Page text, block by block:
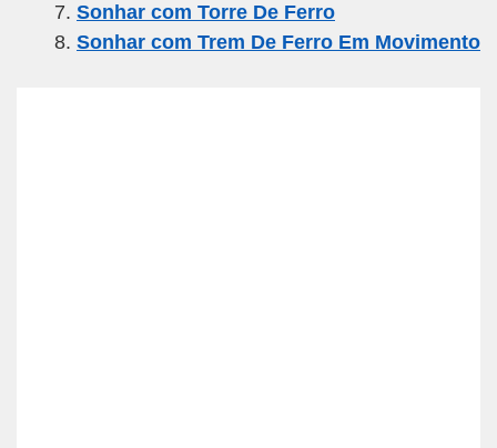
Sonhar com Torre De Ferro
Sonhar com Trem De Ferro Em Movimento